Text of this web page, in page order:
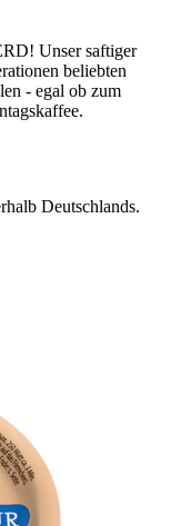
Unser saftiger
beliebten
- egal ob zum
Deutschlands.